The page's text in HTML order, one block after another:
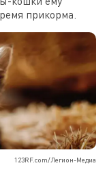
прикорма.
123RF.com/Легион-Медиа